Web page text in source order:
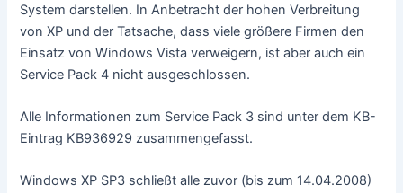
System darstellen. In Anbetracht der hohen Verbreitung
von XP und der Tatsache, dass viele größere Firmen den
Einsatz von Windows Vista verweigern, ist aber auch ein
Service Pack 4 nicht ausgeschlossen.
Alle Informationen zum Service Pack 3 sind unter dem KB-
Eintrag KB936929 zusammengefasst.
Windows XP SP3 schließt alle zuvor (bis zum 14.04.2008)